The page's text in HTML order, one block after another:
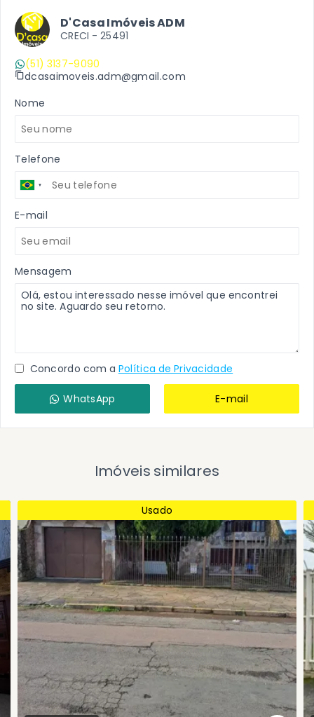
D'Casa Imóveis ADM
CRECI - 25491
(51) 3137-9090
dcasaimoveis.adm@gmail.com
Nome
Telefone
E-mail
Mensagem
Concordo com a Política de Privacidade
WhatsApp E-mail
Imóveis similares
Usado